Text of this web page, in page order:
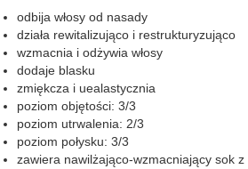
odbija włosy od nasady
działa rewitalizująco i restrukturyzująco
wzmacnia i odżywia włosy
dodaje blasku
zmiękcza i uealastycznia
poziom objętości: 3/3
poziom utrwalenia: 2/3
poziom połysku: 3/3
zawiera nawilżająco-wzmacniający sok z